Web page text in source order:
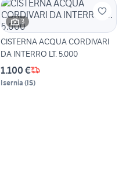
3
CISTERNA ACQUA CORDIVARI
DA INTERRO LT. 5.000
1.100 €
Isernia (IS)